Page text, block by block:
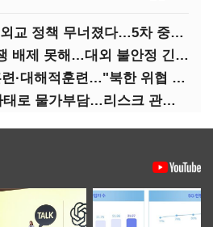
(긴급진단)"미 중동외교 정책 무너졌다…5차 중동전 가능성은 낮아"
윤 대통령 "국제분쟁 배제 못해…대외 불안정 긴밀대응"
한미일, 해양차단훈련·대해적훈련…"북한 위협 억제"
윤 대통령 "이·팔 사태로 물가부담…리스크 관리 만전 기해야"